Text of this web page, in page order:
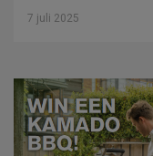
7 juli 2025